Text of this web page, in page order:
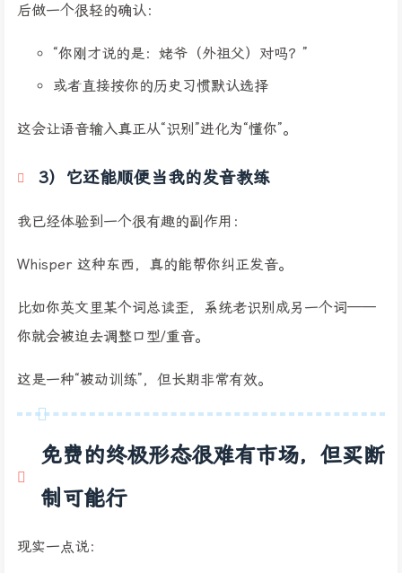
后做一个很轻的确认：
“你刚才说的是：姥爷（外祖父）对吗？”
或者直接按你的历史习惯默认选择
这会让语音输入真正从“识别”进化为“懂你”。
3）它还能顺便当我的发音教练
我已经体验到一个很有趣的副作用：
Whisper 这种东西，真的能帮你纠正发音。
比如你英文里某个词总读歪，系统老识别成另一个词——
你就会被迫去调整口型/重音。
这是一种“被动训练”，但长期非常有效。
免费的终极形态很难有市场，但买断
制可能行
现实一点说：